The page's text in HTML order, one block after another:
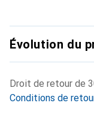
Évolution du
Droit de retour de
Conditions de